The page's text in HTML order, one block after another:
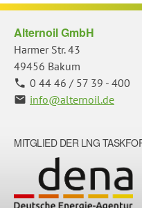
Alternoil GmbH
Harmer Str. 43
49456 Bakum
0 44 46 / 57 39 - 400
info@alternoil.de